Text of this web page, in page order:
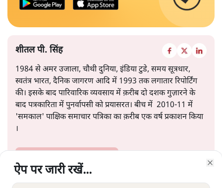
शीतल पी. सिंह
1984 से अमर उजाला, चौथी दुनिया, इंडिया टुडे, समय सूत्रधार,
स्वतंत्र भारत, दैनिक जागरण आदि में 1993 तक लगातार रिपोर्टिंग
की। इसके बाद पारिवारिक व्यवसाय में क़रीब दो दशक गुज़ारने के
बाद पत्रकारिता में पुनर्वापसी को प्रयासरत। बीच में 2010-11 में
'समकाल' पाक्षिक समाचार पत्रिका का क़रीब एक वर्ष प्रकाशन किया
।
ऐप पर जारी रखें...
ऐप पर जारी रखें...
ऐप पर जारी रखें...
ऐप पर जारी रखें...
ऐप पर जारी रखें...
ऐप पर जारी रखें...
ऐप पर जारी रखें...